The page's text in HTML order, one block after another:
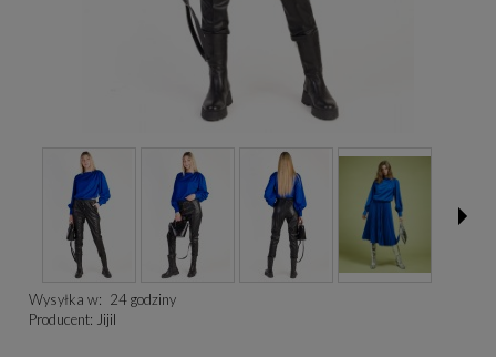
Wysyłka w: 24 godziny
Producent: Jijil